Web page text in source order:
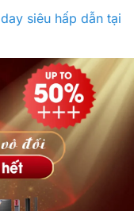
siêu hấp dẫn tại